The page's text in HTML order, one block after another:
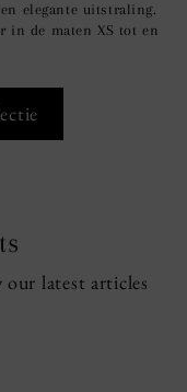
elegante uitstraling.
in de maten XS tot en
latest articles